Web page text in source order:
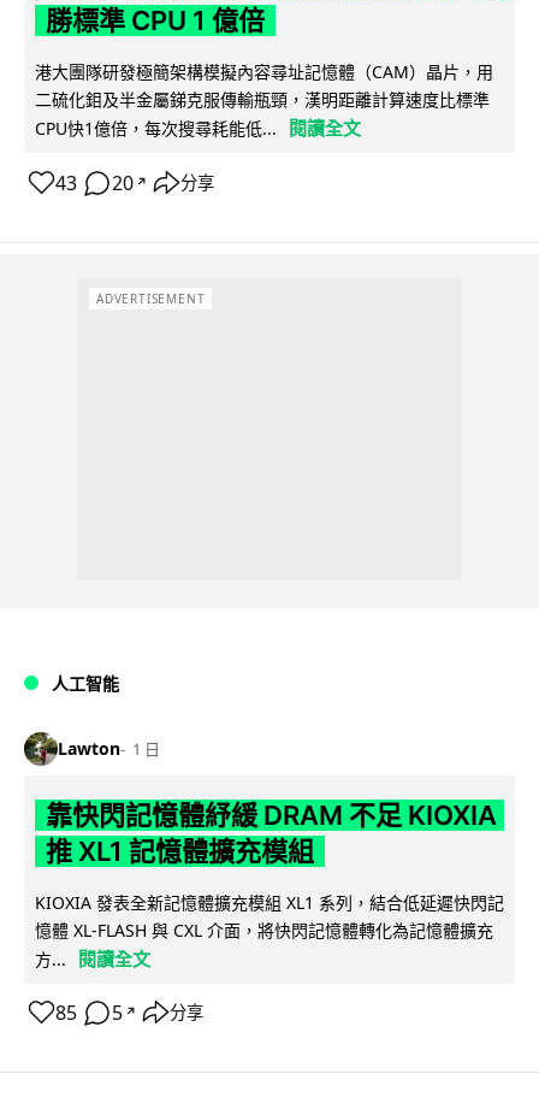
勝標準 CPU 1 億倍
港大團隊研發極簡架構模擬內容尋址記憶體（CAM）晶片，用
二硫化鉬及半金屬銻克服傳輸瓶頸，漢明距離計算速度比標準
CPU快1億倍，每次搜尋耗能低...
閱讀全文
43 20 ↗ 分享
ADVERTISEMENT
人工智能
Lawton 1 日
靠快閃記憶體紓緩 DRAM 不足 KIOXIA
推 XL1 記憶體擴充模組
KIOXIA 發表全新記憶體擴充模組 XL1 系列，結合低延遲快閃記
憶體 XL-FLASH 與 CXL 介面，將快閃記憶體轉化為記憶體擴充
方...
閱讀全文
85 5 ↗ 分享